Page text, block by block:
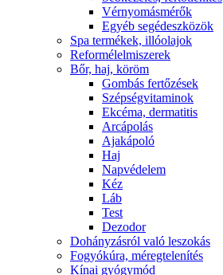
Vérnyomásmérők
Egyéb segédeszközök
Spa termékek, illóolajok
Reformélelmiszerek
Bőr, haj, köröm
Gombás fertőzések
Szépségvitaminok
Ekcéma, dermatitis
Arcápolás
Ajakápoló
Haj
Napvédelem
Kéz
Láb
Test
Dezodor
Dohányzásról való leszokás
Fogyókúra, méregtelenítés
Kínai gyógymód